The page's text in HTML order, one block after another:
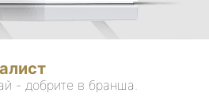
- добрите в бранша.